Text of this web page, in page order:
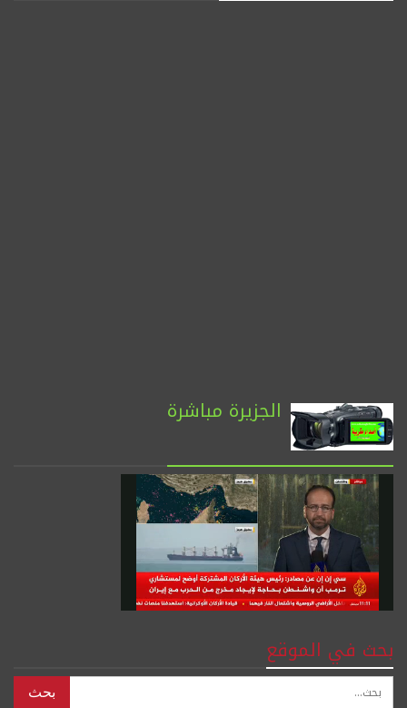
الجزيرة مباشرة
بحث في الموقع